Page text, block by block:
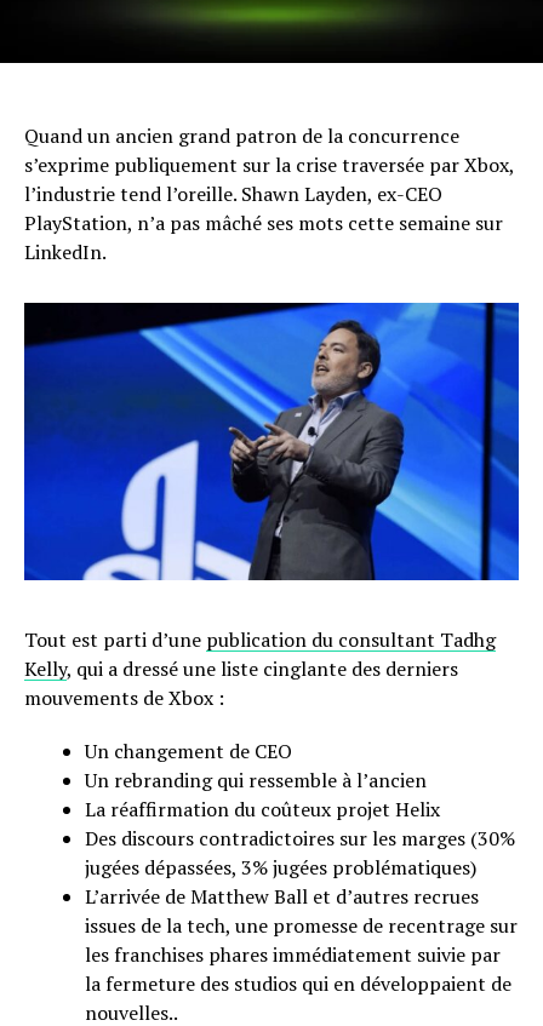
Quand un ancien grand patron de la concurrence
s’exprime publiquement sur la crise traversée par Xbox,
l’industrie tend l’oreille. Shawn Layden, ex-CEO
PlayStation, n’a pas mâché ses mots cette semaine sur
LinkedIn.
Tout est parti d’une publication du consultant Tadhg
Kelly, qui a dressé une liste cinglante des derniers
mouvements de Xbox :
Un changement de CEO
Un rebranding qui ressemble à l’ancien
La réaffirmation du coûteux projet Helix
Des discours contradictoires sur les marges (30%
jugées dépassées, 3% jugées problématiques)
L’arrivée de Matthew Ball et d’autres recrues
issues de la tech, une promesse de recentrage sur
les franchises phares immédiatement suivie par
la fermeture des studios qui en développaient de
nouvelles..